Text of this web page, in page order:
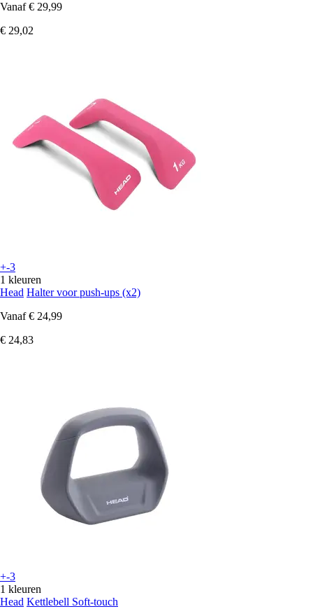
Vanaf € 29,99
€ 29,02
+-3
1 kleuren
Head Halter voor push-ups (x2)
Vanaf € 24,99
€ 24,83
+-3
1 kleuren
Head Kettlebell Soft-touch